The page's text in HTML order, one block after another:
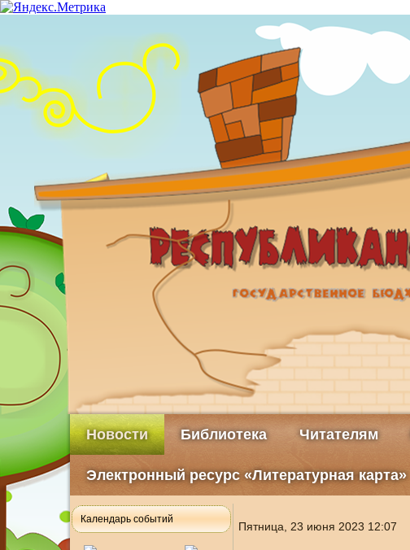
Новости Библиотека Читателям
Электронный ресурс «Литературная карта»
Календарь событий
Пятница, 23 июня 2023 12:07